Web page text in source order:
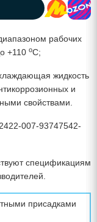
рабочих
+110 oC;
жидкость
и
свойствами.
007-93747542-
спецификациям
присадками